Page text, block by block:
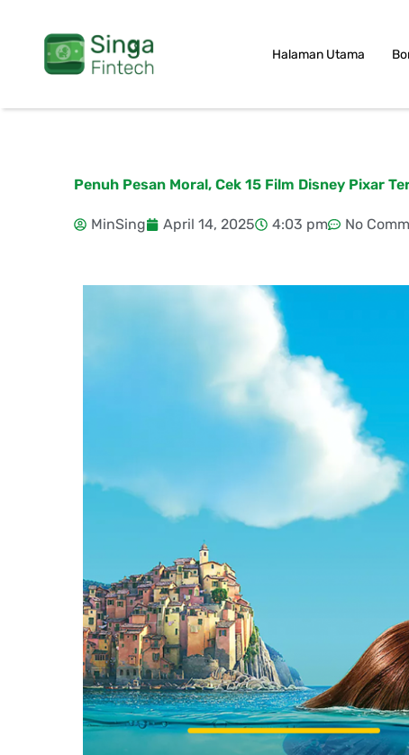
content
Halaman Utama
Penuh Pesan Moral, Cek 15 Film Disney Pixar
MinSing April 14, 2025 4:03 pm No